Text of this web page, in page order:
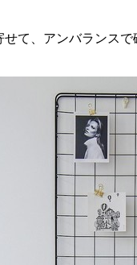
せて、アンバランス